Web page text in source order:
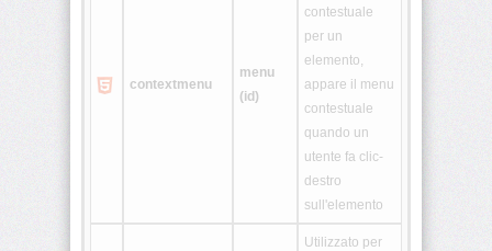
contextmenu
menu
(id)
contestuale
per un
elemento,
appare il menu
contestuale
quando un
utente fa clic-
destro
sull'elemento
Utilizzato per